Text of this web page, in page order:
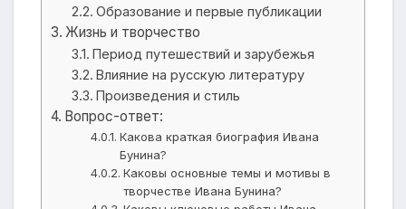
Образование и первые публикации
Жизнь и творчество
Период путешествий и зарубежья
Влияние на русскую литературу
Произведения и стиль
Вопрос-ответ:
Какова краткая биография Ивана
Бунина?
Каковы основные темы и мотивы в
творчестве Ивана Бунина?